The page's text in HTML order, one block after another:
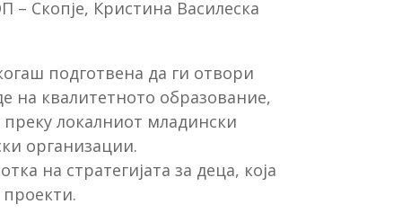
Скопје, Кристина Василеска
подготвена да ги отвори
на квалитетното образование,
локалниот младински
организации.
на стратегијата за деца, која